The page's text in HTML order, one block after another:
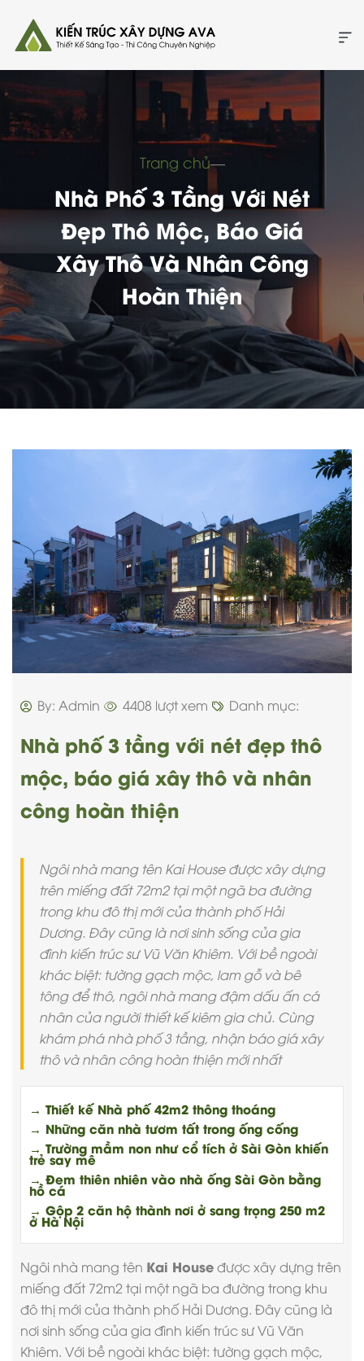
Trang chủ―
Nhà Phố 3 Tầng Với Nét
Đẹp Thô Mộc, Báo Giá
Xây Thô Và Nhân Công
Hoàn Thiện
By: Admin 4408 lượt xem Danh mục:
Nhà phố 3 tầng với nét đẹp thô
mộc, báo giá xây thô và nhân
công hoàn thiện
Ngôi nhà mang tên Kai House được xây dựng
trên miếng đất 72m2 tại một ngã ba đường
trong khu đô thị mới của thành phố Hải
Dương. Đây cũng là nơi sinh sống của gia
đình kiến trúc sư Vũ Văn Khiêm. Với bề ngoài
khác biệt: tường gạch mộc, lam gỗ và bê
tông để thô, ngôi nhà mang đậm dấu ấn cá
nhân của người thiết kế kiêm gia chủ. Cùng
khám phá nhà phố 3 tầng, nhận báo giá xây
thô và nhân công hoàn thiện mới nhất
→ Thiết kế Nhà phố 42m2 thông thoáng
→ Những căn nhà tươm tất trong ống cống
→ Trường mầm non như cổ tích ở Sài Gòn khiến
trẻ say mê
→ Đem thiên nhiên vào nhà ống Sài Gòn bằng
hồ cá
→ Gộp 2 căn hộ thành nơi ở sang trọng 250 m2
ở Hà Nội
Ngôi nhà mang tên Kai Houseđược xây dựng trên
miếng đất 72m2 tại một ngã ba đường trong khu
đô thị mới của thành phố Hải Dương. Đây cũng là
nơi sinh sống của gia đình kiến trúc sư Vũ Văn
Khiêm. Với bề ngoài khác biệt: tường gạch mộc,